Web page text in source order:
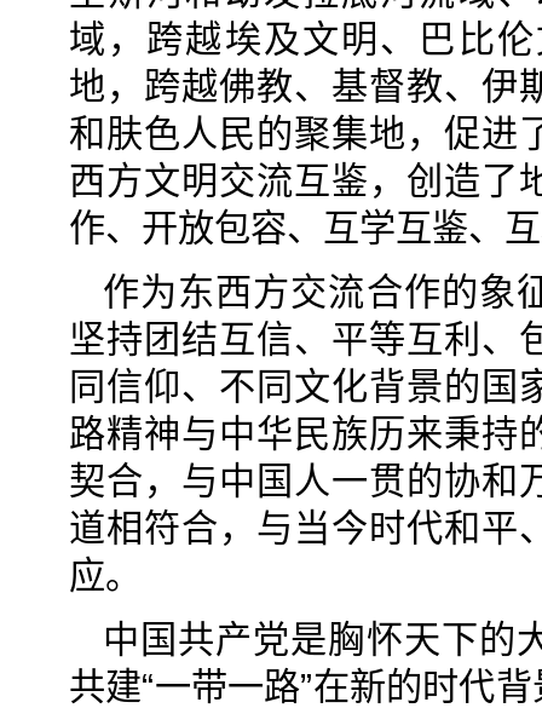
域，跨越埃及文明、巴比
地，跨越佛教、基督教、伊
和肤色人民的聚集地，促进
西方文明交流互鉴，创造了
作、开放包容、互学互鉴、
作为东西方交流合作的象
坚持团结互信、平等互利、
同信仰、不同文化背景的国
路精神与中华民族历来秉持
契合，与中国人一贯的协和
道相符合，与当今时代和平
应。
中国共产党是胸怀天下的
共建“一带一路”在新的时代